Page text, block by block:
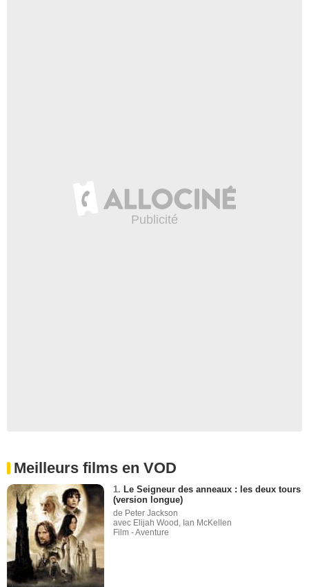
Meilleurs films en VOD
1. Le Seigneur des anneaux : les deux tours
(version longue)
de Peter Jackson
avec Elijah Wood, Ian McKellen
Film - Aventure